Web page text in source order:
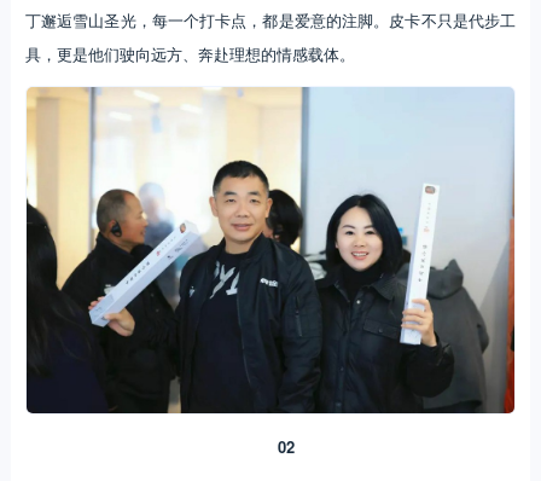
丁邂逅雪山圣光，每一个打卡点，都是爱意的注脚。皮卡不只是代步工
具，更是他们驶向远方、奔赴理想的情感载体。
02